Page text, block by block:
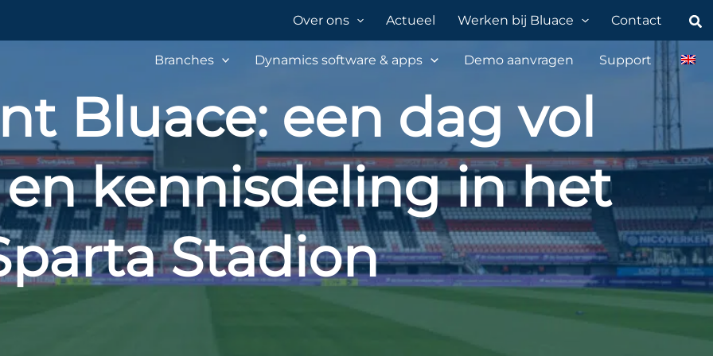
Over ons Actueel Werken bij Bluace Contact
Branches Dynamics software & apps Demo aanvragen Support
Bluace: een dag vol
kennisdeling in het
Stadion